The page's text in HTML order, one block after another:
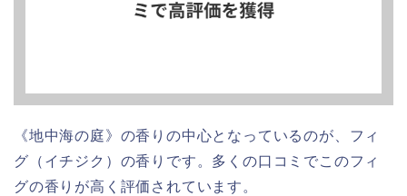
《地中海の庭》の香りの中心となっているのが、フィ
グ（イチジク）の香りです。多くの口コミでこのフィ
グの香りが高く評価されています。